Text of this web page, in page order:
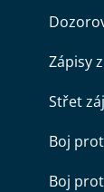
Zápisy
Střet
Boj
Boj